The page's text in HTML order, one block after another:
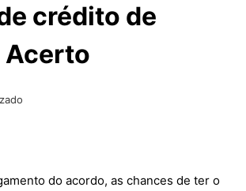
crédito de
Acerto
do acordo, as chances de ter o